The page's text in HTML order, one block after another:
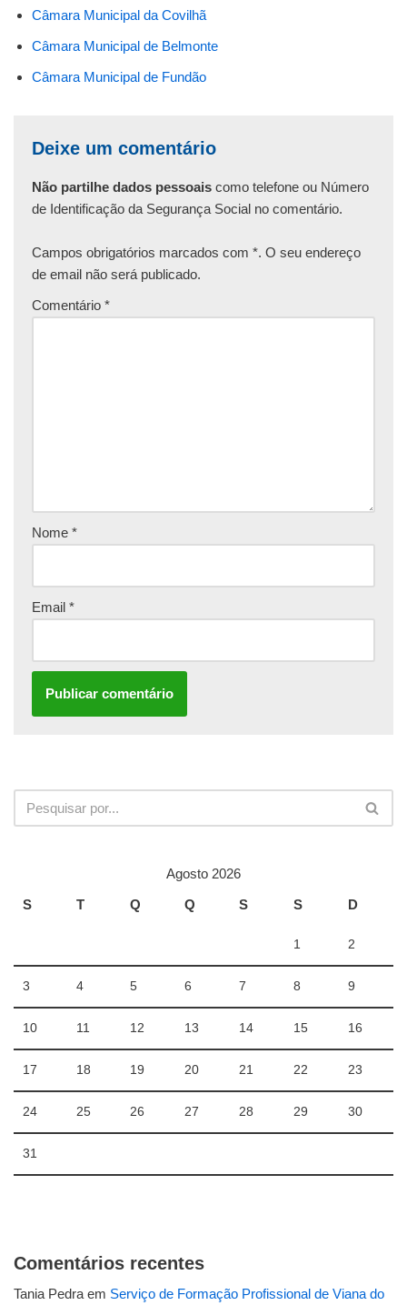
Câmara Municipal da Covilhã
Câmara Municipal de Belmonte
Câmara Municipal de Fundão
Deixe um comentário
Não partilhe dados pessoais como telefone ou Número
de Identificação da Segurança Social no comentário.
Campos obrigatórios marcados com *. O seu endereço
de email não será publicado.
Comentário *
Nome *
Email *
Agosto 2026
S
T Q Q S S D
1 2
3 4 5 6 7 8 9
10 11 12 13 14 15 16
17 18 19 20 21 22 23
24 25 26 27 28 29 30
31
Comentários recentes
Tania Pedra em Serviço de Formação Profissional de Viana do